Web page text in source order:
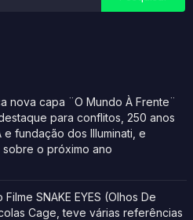
nova capa ¨O Mundo À Frente¨
para conflitos, 250 anos
fundação dos Illuminati, e
sobre o próximo ano
SNAKE EYES (Olhos De
Cage, teve várias referências